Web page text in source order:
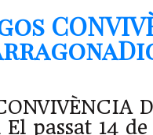
passat 14